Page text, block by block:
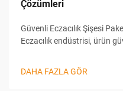
Çözümleri
Güvenli Eczacılık Şişesi
Eczacılık endüstrisi, ürün
ihtiyaç duyar. Bu yüksek
DAHA FAZLA GÖR